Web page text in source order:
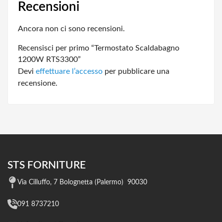
Recensioni
Ancora non ci sono recensioni.
Recensisci per primo “Termostato Scaldabagno
1200W RTS3300”
Devi effettuare l’accesso per pubblicare una
recensione.
STS FORNITURE
Via Cilluffo, 7 Bolognetta (Palermo) 90030
091 8737210